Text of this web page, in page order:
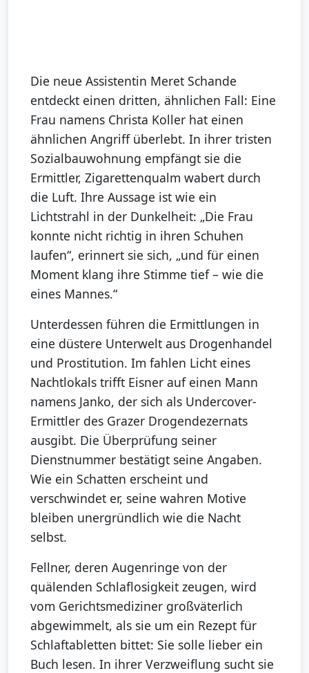
Die neue Assistentin Meret Schande
entdeckt einen dritten, ähnlichen Fall: Eine
Frau namens Christa Koller hat einen
ähnlichen Angriff überlebt. In ihrer tristen
Sozialbauwohnung empfängt sie die
Ermittler, Zigarettenqualm wabert durch
die Luft. Ihre Aussage ist wie ein
Lichtstrahl in der Dunkelheit: „Die Frau
konnte nicht richtig in ihren Schuhen
laufen“, erinnert sie sich, „und für einen
Moment klang ihre Stimme tief – wie die
eines Mannes.“
Unterdessen führen die Ermittlungen in
eine düstere Unterwelt aus Drogenhandel
und Prostitution. Im fahlen Licht eines
Nachtlokals trifft Eisner auf einen Mann
namens Janko, der sich als Undercover-
Ermittler des Grazer Drogendezernats
ausgibt. Die Überprüfung seiner
Dienstnummer bestätigt seine Angaben.
Wie ein Schatten erscheint und
verschwindet er, seine wahren Motive
bleiben unergründlich wie die Nacht
selbst.
Fellner, deren Augenringe von der
quälenden Schlaflosigkeit zeugen, wird
vom Gerichtsmediziner großväterlich
abgewimmelt, als sie um ein Rezept für
Schlaftabletten bittet: Sie solle lieber ein
Buch lesen. In ihrer Verzweiflung sucht sie